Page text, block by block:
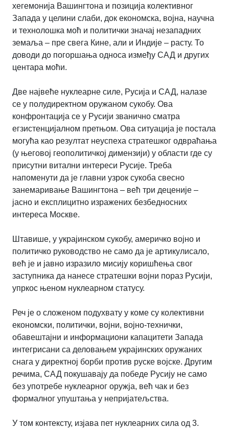
хегемонија Вашингтона и позиција колективног
Запада у целини слаби, док економска, војна, научна
и технолошка моћ и политички значај незападних
земаља – пре свега Кине, али и Индије – расту. То
доводи до погоршања односа између САД и других
центара моћи.
Две највеће нуклеарне силе, Русија и САД, налазе
се у полудиректном оружаном сукобу. Ова
конфронтација се у Русији званично сматра
егзистенцијалном претњом. Ова ситуација је постала
могућа као резултат неуспеха стратешког одвраћања
(у његовој геополитичкој димензији) у области где су
присутни витални интереси Русије. Треба
напоменути да је главни узрок сукоба свесно
занемаривање Вашингтона – већ три деценије –
јасно и експлицитно изражених безбедносних
интереса Москве.
Штавише, у украјинском сукобу, америчко војно и
политичко руководство не само да је артикулисало,
већ је и јавно изразило мисију коришћења свог
заступника да нанесе стратешки војни пораз Русији,
упркос њеном нуклеарном статусу.
Реч је о сложеном подухвату у коме су колективни
економски, политички, војни, војно-технички,
обавештајни и информациони капацитети Запада
интегрисани са деловањем украјинских оружаних
снага у директној борби против руске војске. Другим
речима, САД покушавају да победе Русију не само
без употребе нуклеарног оружја, већ чак и без
формалног упуштања у непријатељства.
У том контексту, изјава пет нуклеарних сила од 3.